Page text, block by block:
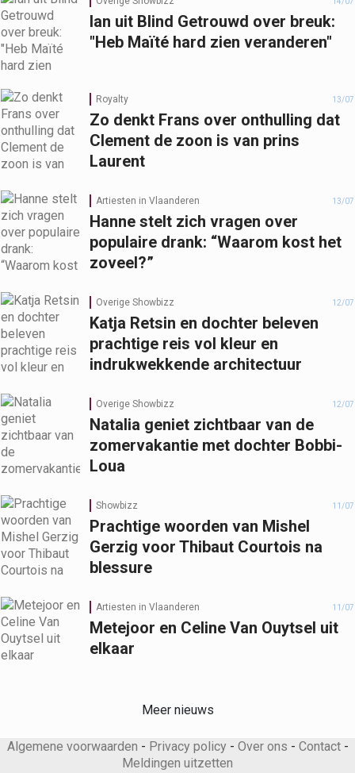
Ian uit Blind Getrouwd over breuk:
"Heb Maïté hard zien veranderen"
Royalty 13/07
Zo denkt Frans over onthulling dat
Clement de zoon is van prins
Laurent
Artiesten in Vlaanderen 13/07
Hanne stelt zich vragen over
populaire drank: “Waarom kost het
zoveel?”
Overige Showbizz 12/07
Katja Retsin en dochter beleven
prachtige reis vol kleur en
indrukwekkende architectuur
Overige Showbizz 12/07
Natalia geniet zichtbaar van de
zomervakantie met dochter Bobbi-
Loua
Showbizz 11/07
Prachtige woorden van Mishel
Gerzig voor Thibaut Courtois na
blessure
Artiesten in Vlaanderen 11/07
Metejoor en Celine Van Ouytsel uit
elkaar
Meer nieuws
Algemene voorwaarden - Privacy policy- Over ons - Contact-
Meldingen uitzetten